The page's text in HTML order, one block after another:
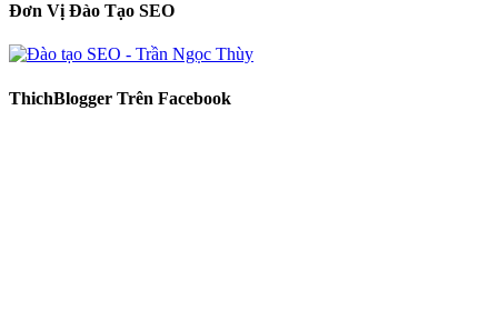
Đơn Vị Đào Tạo SEO
ThichBlogger Trên Facebook